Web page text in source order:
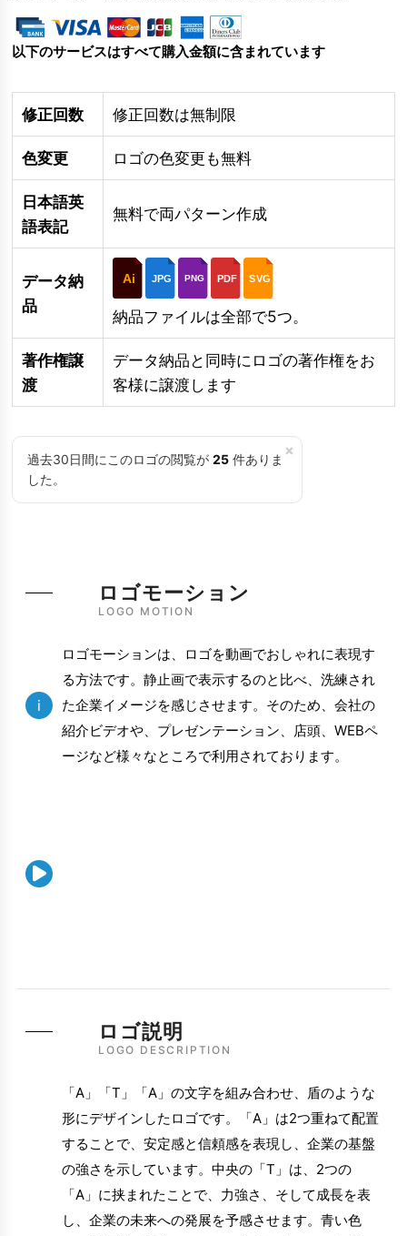
以下のサービスはすべて購入金額に含まれています
修正回数 修正回数は無制限
色変更 ロゴの色変更も無料
日本語英
語表記
無料で両パターン作成
データ納
品
Ai JPG PNG PDF SVG
納品ファイルは全部で5つ。
著作権譲
渡
データ納品と同時にロゴの著作権をお
客様に譲渡します
×
過去30日間にこのロゴの閲覧が 25 件ありま
した。
LOGO MOTION
ロゴモーション
i
ロゴモーションは、ロゴを動画でおしゃれに表現す
る方法です。静止画で表示するのと比べ、洗練され
た企業イメージを感じさせます。そのため、会社の
紹介ビデオや、プレゼンテーション、店頭、WEBペ
ージなど様々なところで利用されております。

LOGO DESCRIPTION
ロゴ説明
「A」「T」「A」の文字を組み合わせ、盾のような
形にデザインしたロゴです。「A」は2つ重ねて配置
することで、安定感と信頼感を表現し、企業の基盤
の強さを示しています。中央の「T」は、2つの
「A」に挟まれたことで、力強さ、そして成長を表
し、企業の未来への発展を予感させます。青い色